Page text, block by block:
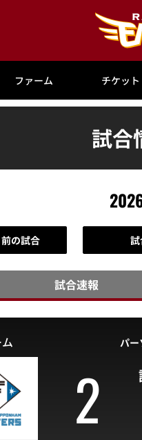
ファーム チケット
試合
前の試合
試合速報
パー
2